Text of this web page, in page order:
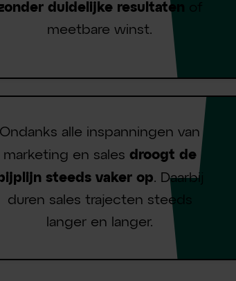
duidelijke resultaten of
meetbare winst.
Ondanks alle inspanningen van
marketing en sales droogt de
steeds vaker op. Daarbij
duren sales trajecten steeds
langer en langer.